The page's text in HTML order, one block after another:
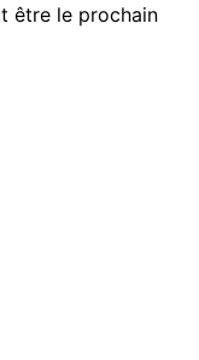
être le prochain